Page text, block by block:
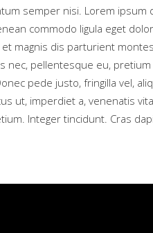
semper nisi. Lorem ipsum
commodo ligula eget
magnis dis parturient
nec, pellentesque eu, pretium
pede justo, fringilla vel,
ut, imperdiet a, venenatis
Integer tincidunt. Cras